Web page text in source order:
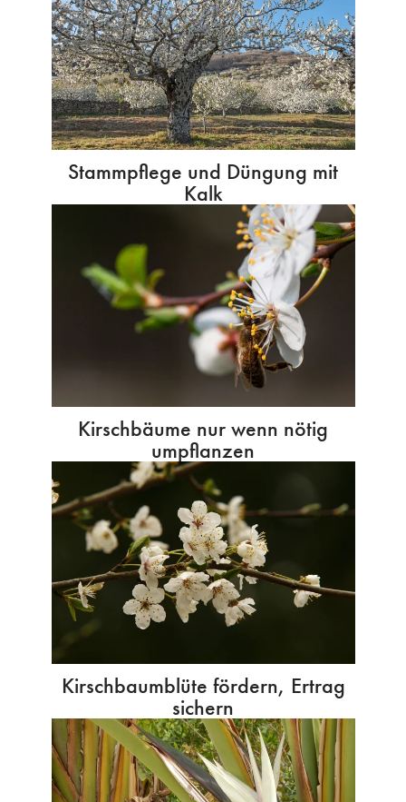
Stammpflege und Düngung mit
Kalk
Kirschbäume nur wenn nötig
umpflanzen
Kirschbaumblüte fördern, Ertrag
sichern